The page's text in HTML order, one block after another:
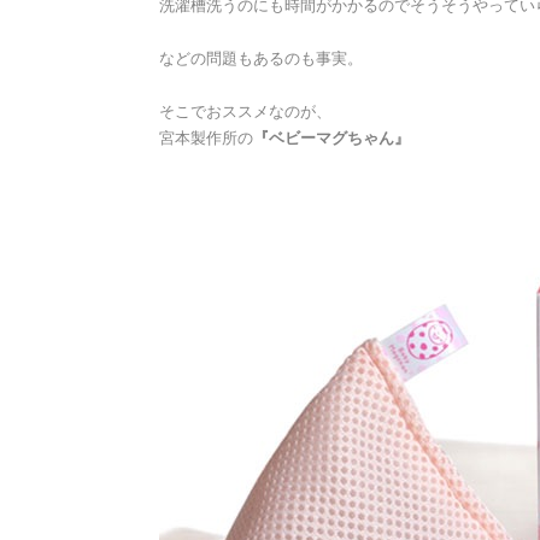
洗濯槽洗うのにも時間がかかるのでそうそうやってい
などの問題もあるのも事実。
そこでおススメなのが、
宮本製作所の 『ベビーマグちゃん』